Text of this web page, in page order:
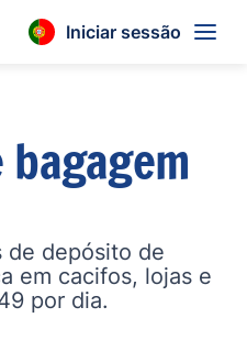
Iniciar sessão
de depósito de
em cacifos, lojas e
por dia.